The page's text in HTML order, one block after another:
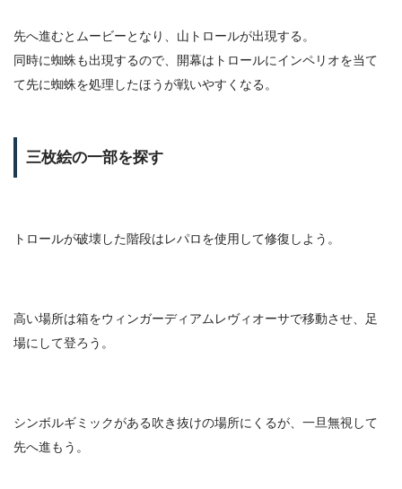
先へ進むとムービーとなり、山トロールが出現する。
同時に蜘蛛も出現するので、開幕はトロールにインペリオを当て
て先に蜘蛛を処理したほうが戦いやすくなる。
三枚絵の一部を探す
トロールが破壊した階段はレパロを使用して修復しよう。
高い場所は箱をウィンガーディアムレヴィオーサで移動させ、足
場にして登ろう。
シンボルギミックがある吹き抜けの場所にくるが、一旦無視して
先へ進もう。